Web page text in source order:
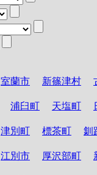
室蘭市 新篠津村
浦臼町 天塩町
津別町 標茶町 釧
江別市 厚沢部町